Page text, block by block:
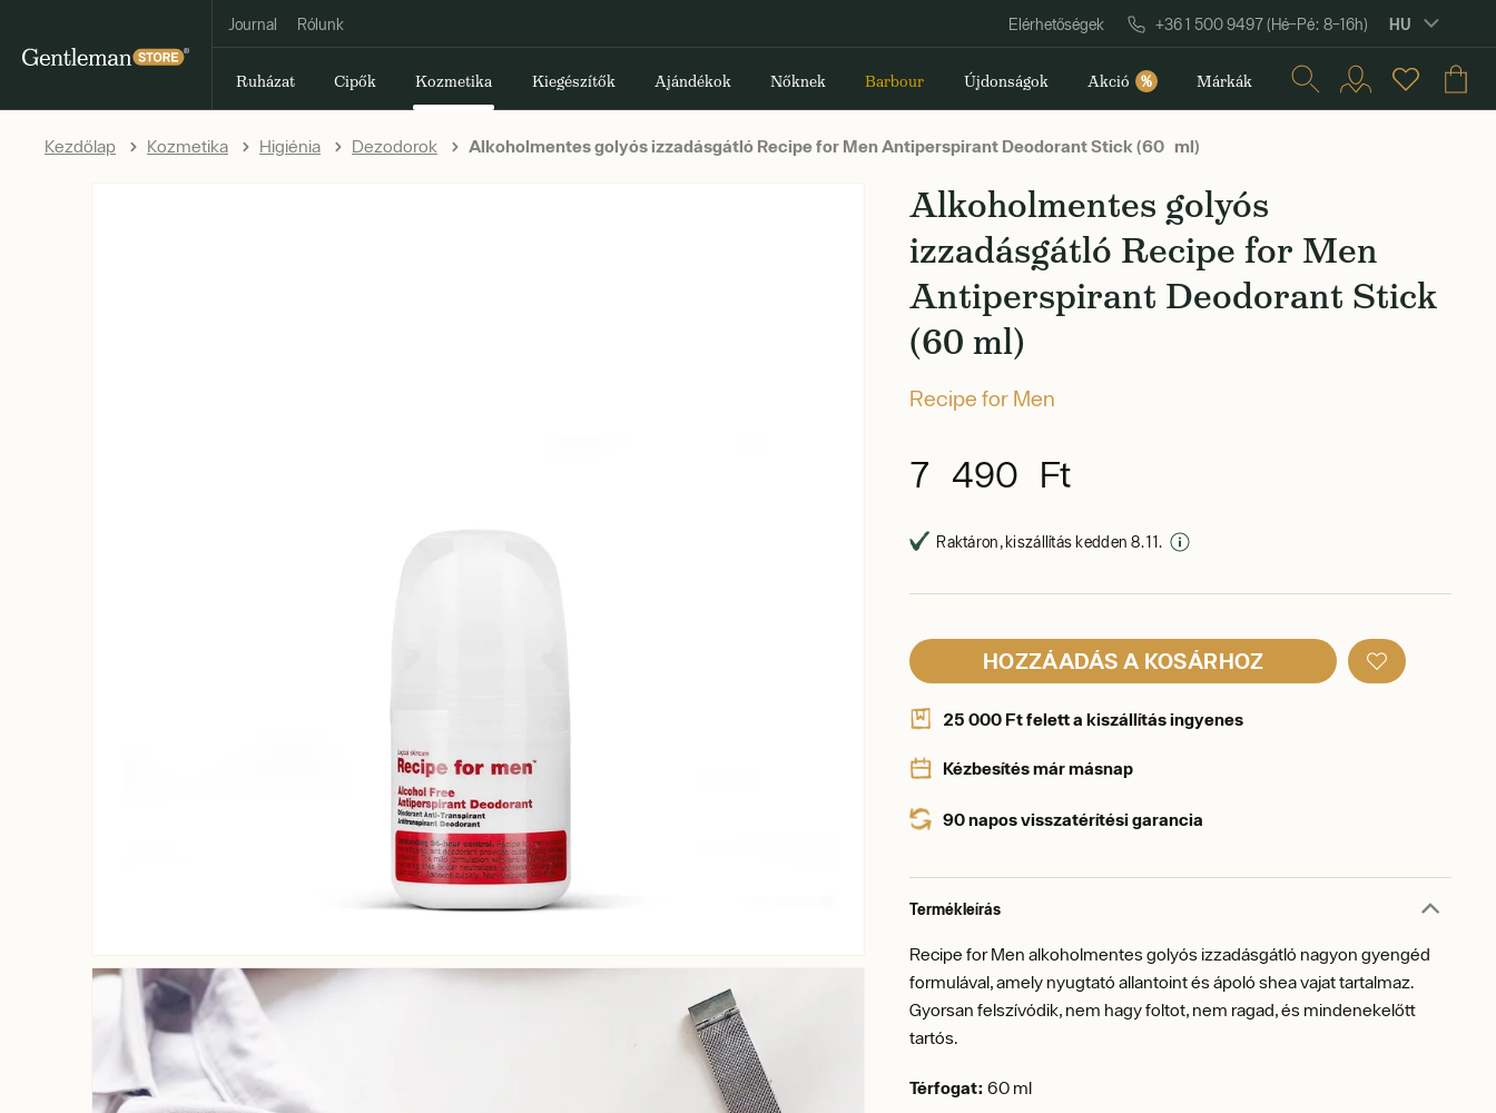
Journal Rólunk Elérhetőségek +36 1 500 9497 (Hé–Pé: 8–16h) HU
Ruházat Cipők Kozmetika Kiegészítők Ajándékok Nőknek Barbour Újdonságok Akció % Márkák
Kezdőlap Kozmetika Higiénia Dezodorok Alkoholmentes golyós izzadásgátló Recipe for Men Antiperspirant Deodorant Stick (60 ml)
Alkoholmentes golyós
izzadásgátló Recipe for Men
Antiperspirant Deodorant Stick
(60 ml)
Recipe for Men
7 490 Ft
Raktáron, kiszállítás kedden 8. 11.
HOZZÁADÁS A KOSÁRHOZ
25 000 Ft felett a kiszállítás ingyenes
Kézbesítés már másnap
90 napos visszatérítési garancia
Termékleírás
Recipe for Men alkoholmentes golyós izzadásgátló nagyon gyengéd
formulával, amely nyugtató allantoint és ápoló shea vajat tartalmaz.
Gyorsan felszívódik, nem hagy foltot, nem ragad, és mindenekelőtt
tartós.
Térfogat: 60 ml